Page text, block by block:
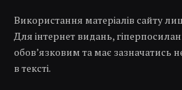
Використання матеріалів сайту
Для інтернет видань,
обов’язковим та має зазначатись
в тексті.